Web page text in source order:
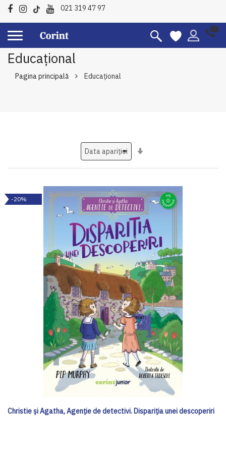
021 319 47 97
Educațional
Pagina principală Educațional
-20%
Christie și Agatha, Agenție de detectivi. Dispariția unei descoperiri